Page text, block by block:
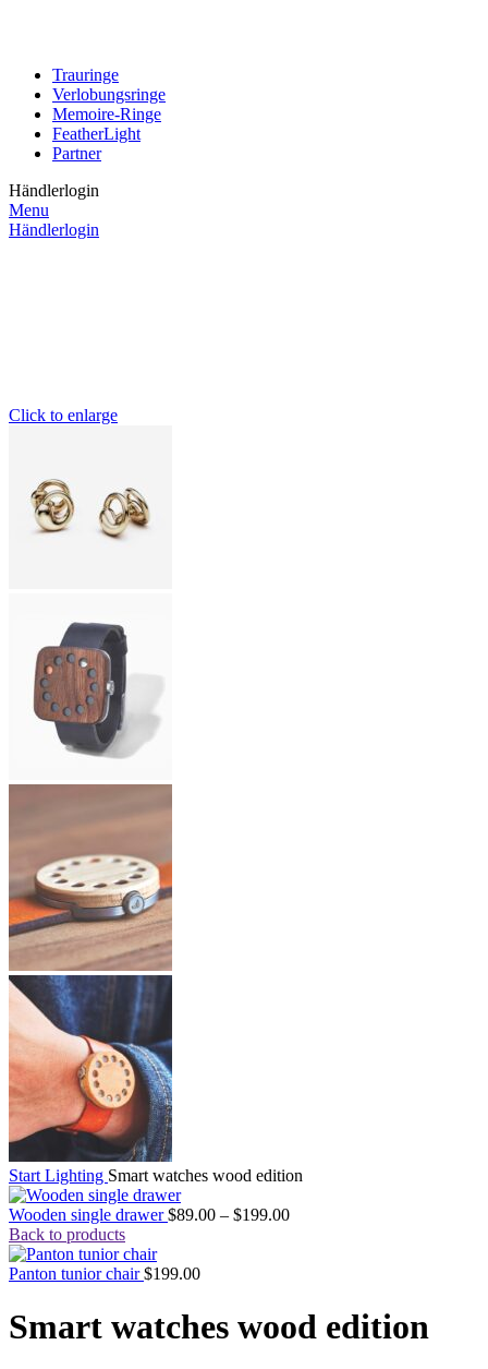
Trauringe
Verlobungsringe
Memoire-Ringe
FeatherLight
Partner
Händlerlogin
Menu
Händlerlogin
Click to enlarge
Start Lighting Smart watches wood edition
Wooden single drawer$89.00 – $199.00Preisspanne:
Back to products
Panton tunior chair$199.00
Smart watches wood edition